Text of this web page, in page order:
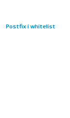
Postfix i whitelist